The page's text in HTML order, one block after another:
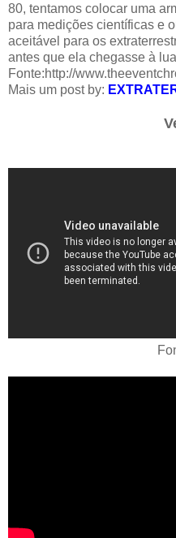
80, tentamos colocar uma
para medições científicas e
aceitável para os
antes que ela chegasse à
Fonte:http://
Mais um post by: